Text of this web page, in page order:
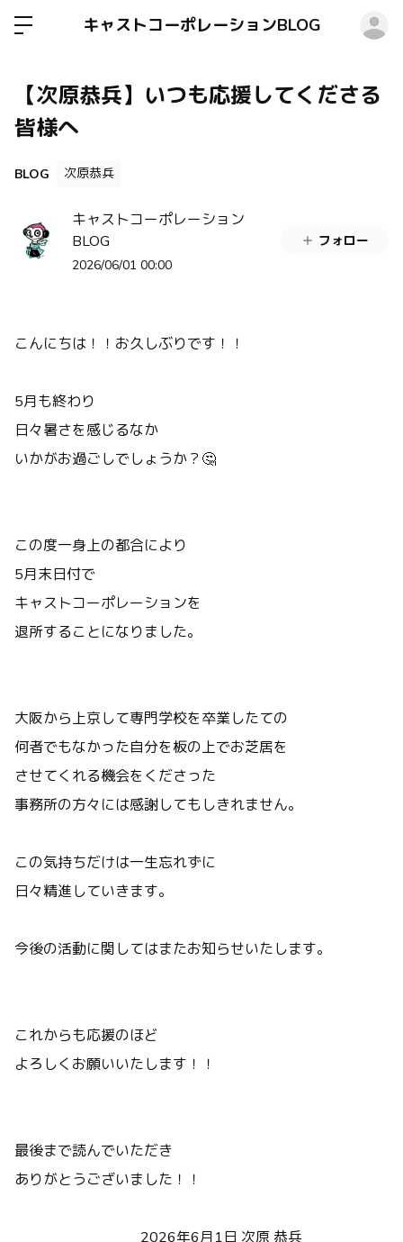
キャストコーポレーションBLOG
【次原恭兵】いつも応援してくださる
皆様へ
BLOG 次原恭兵
キャストコーポレーション
BLOG
2026/06/01 00:00
フォロー
こんにちは！！お久しぶりです！！
5月も終わり
日々暑さを感じるなか
いかがお過ごしでしょうか？🤔
この度一身上の都合により
5月末日付で
キャストコーポレーションを
退所することになりました。
大阪から上京して専門学校を卒業したての
何者でもなかった自分を板の上でお芝居を
させてくれる機会をくださった
事務所の方々には感謝してもしきれません。
この気持ちだけは一生忘れずに
日々精進していきます。
今後の活動に関してはまたお知らせいたします。
これからも応援のほど
よろしくお願いいたします！！
最後まで読んでいただき
ありがとうございました！！
2026年6月1日 次原 恭兵